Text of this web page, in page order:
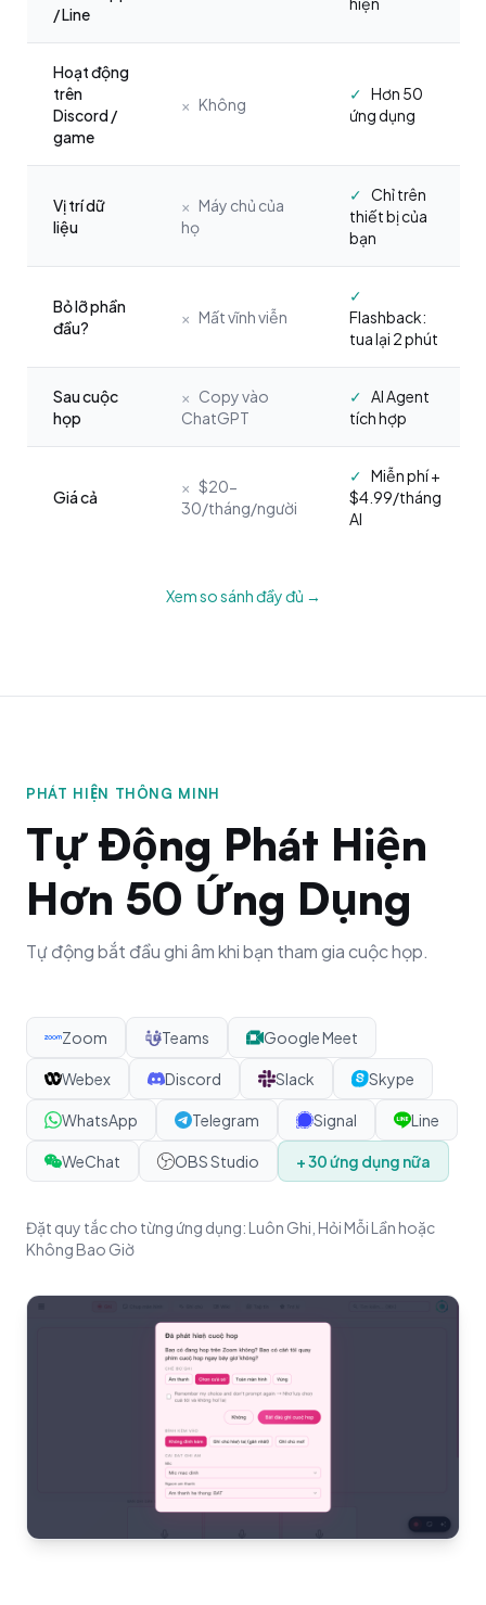
/ Line
Hoạt động
trên
Discord /
game
× Không
✓ Hơn 50
ứng dụng
Vị trí dữ
liệu
× Máy chủ của
họ
✓ Chỉ trên
thiết bị của
bạn
Bỏ lỡ phần
đầu?
× Mất vĩnh viễn
✓
Flashback:
tua lại 2 phút
Sau cuộc
họp
× Copy vào
ChatGPT
✓ AI Agent
tích hợp
Giá cả
× $20-
30/tháng/người
✓ Miễn phí +
$4.99/tháng
AI
Xem so sánh đầy đủ →
PHÁT HIỆN THÔNG MINH
Tự Động Phát Hiện
Hơn 50 Ứng Dụng
Tự động bắt đầu ghi âm khi bạn tham gia cuộc họp.
Zoom Teams Google Meet
Webex Discord Slack Skype
WhatsApp Telegram Signal Line
WeChat OBS Studio + 30 ứng dụng nữa
Đặt quy tắc cho từng ứng dụng: Luôn Ghi, Hỏi Mỗi Lần hoặc
Không Bao Giờ